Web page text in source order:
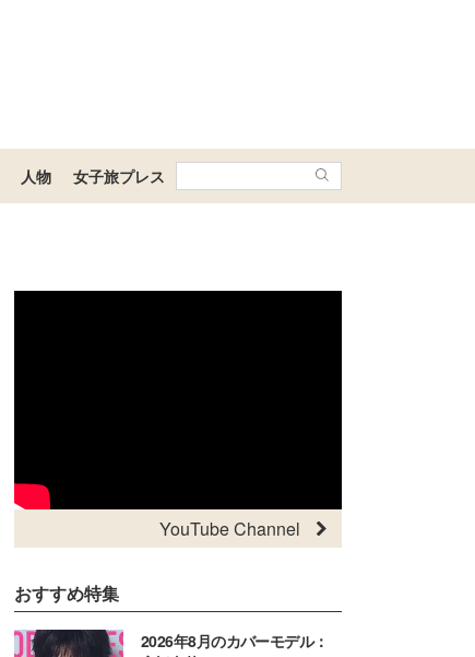
人物 女子旅プレス
YouTube Channel
おすすめ特集
2026年8月のカバーモデル：